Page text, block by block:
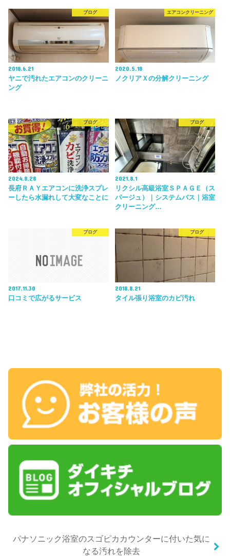
ブログ
2018.6.21
ヤニで汚れたエアコンのクリーニ
ング
エアコンクリーニング
2020.5.18
ノクリアＸの分解クリーニング
ブログ
2024.8.28
長府ＲＡＹエアコンに洗浄スプレ
ーしたら水漏れして大変なことに
ブログ
2021.8.1
リクシル高級浴室ＳＰＡＧＥ（ス
パージュ）｜システムバス｜浴室
クリーニング…
ブログ
2017.11.30
口コミで広がるサービス
ブログ
2018.8.21
タイル張り浴室のカビ汚れ
パナソニック浴室のスゴピカカウンターに付いた気に
なる汚れを除去